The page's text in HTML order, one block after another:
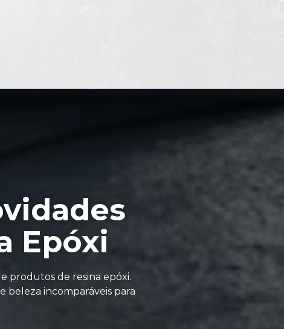
Epóxi
produtos de resina epóxi.
beleza incomparáveis para